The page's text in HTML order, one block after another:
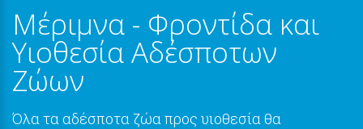
Μέριμνα - Φροντίδα και
Υιοθεσία Αδέσποτων
Ζώων
Όλα τα αδέσποτα ζώα προς υιοθεσία θα